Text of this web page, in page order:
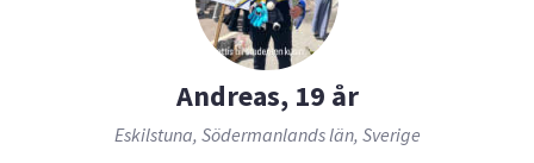
Andreas, 19 år
Eskilstuna, Södermanlands län, Sverige